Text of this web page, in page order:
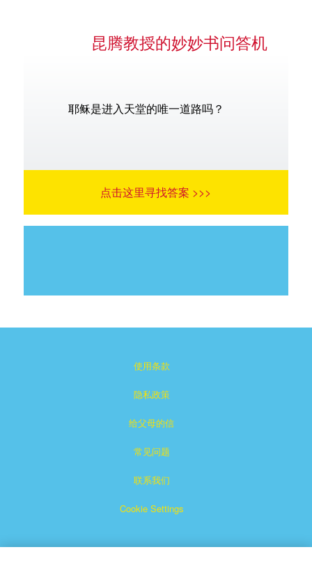
昆腾教授的妙妙书问答机
耶稣是进入天堂的唯一道路吗？
点击这里寻找答案 >>>
使用条款
隐私政策
给父母的信
常见问题
联系我们
Cookie Settings